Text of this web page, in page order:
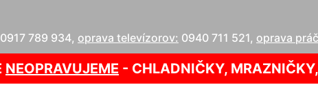
0917 789 934, oprava televízorov: 0940 711 521, oprava
NEOPRAVUJEME - CHLADNIČKY,